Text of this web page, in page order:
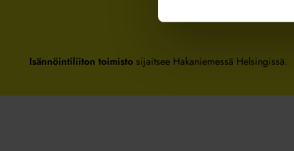
Isännöintiliiton toimistosijaitsee Hakaniemessä Helsingissä.